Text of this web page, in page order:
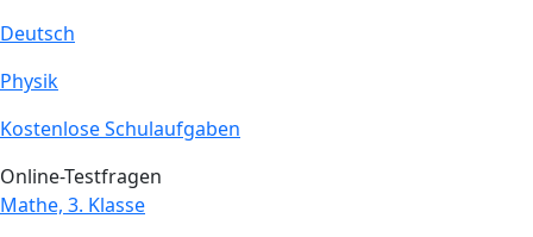
Deutsch
Physik
Kostenlose Schulaufgaben
Online-Testfragen
Mathe, 3. Klasse